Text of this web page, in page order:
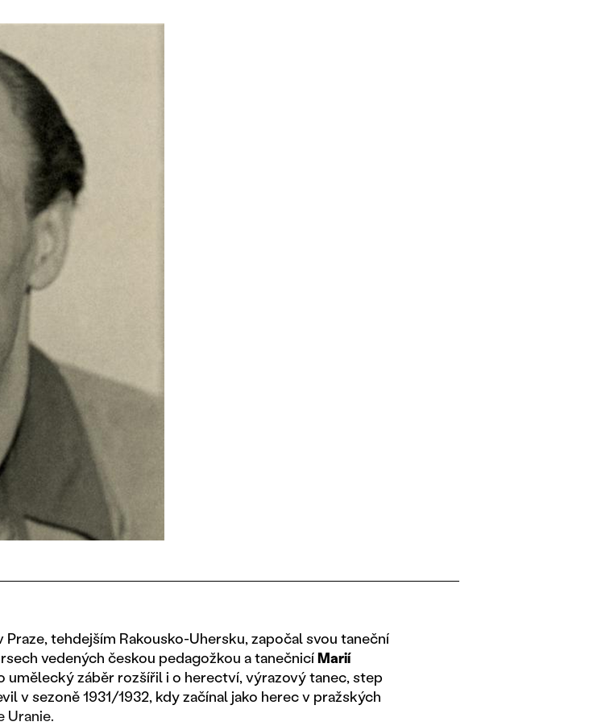
Praze, tehdejším Rakousko-Uhersku, započal svou taneční
vedených českou pedagožkou a tanečnicíMarií
umělecký záběr rozšířil i o herectví, výrazový tanec, step
v sezoně 1931/1932, kdy začínal jako herec v pražských
Uranie.